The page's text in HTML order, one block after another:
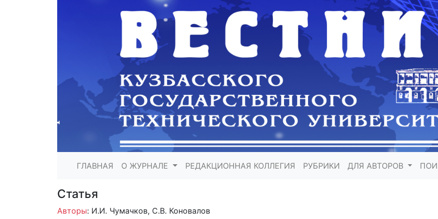
ГЛАВНАЯ О ЖУРНАЛЕ РЕДАКЦИОННАЯ КОЛЛЕГИЯ РУБРИКИ ДЛЯ АВТОРОВ
Статья
Авторы: И.И. Чумачков, С.В. Коновалов